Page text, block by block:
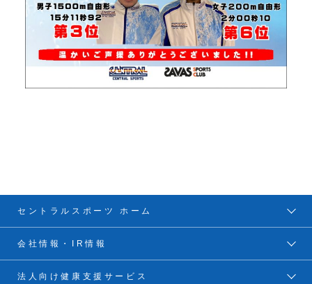
セントラルスポーツ ホーム
会社情報・IR情報
法人向け健康支援サービス